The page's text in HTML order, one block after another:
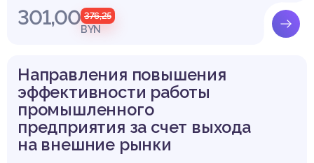
301,00 376,25
BYN
Направления повышения
эффективности работы
промышленного
предприятия за счет выхода
на внешние рынки